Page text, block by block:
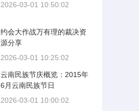
2026-03-01 10:50:02
约会大作战万有理的裁决资
源分享
2026-03-01 10:25:02
云南民族节庆概览：2015年
6月云南民族节日
2026-03-01 10:00:02